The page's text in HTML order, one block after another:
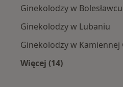
Ginekolodzy w Bolesławcu
Ginekolodzy w Lubaniu
Ginekolodzy w Kamiennej
Więcej (14)